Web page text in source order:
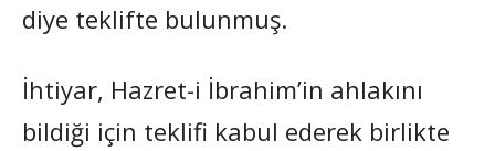
diye teklifte bulunmuş.
İhtiyar, Hazret-i İbrahim’in ahlakını
bildiği için teklifi kabul ederek birlikte